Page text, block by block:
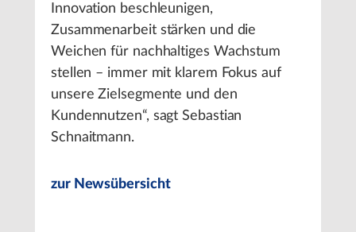
Innovation beschleunigen,
Zusammenarbeit stärken und die
Weichen für nachhaltiges Wachstum
stellen – immer mit klarem Fokus auf
unsere Zielsegmente und den
Kundennutzen“, sagt Sebastian
Schnaitmann.
zur Newsübersicht